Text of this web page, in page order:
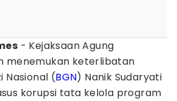
- Kejaksaan Agung
menemukan keterlibatan
Nasional (BGN) Nanik Sudaryati
korupsi tata kelola program